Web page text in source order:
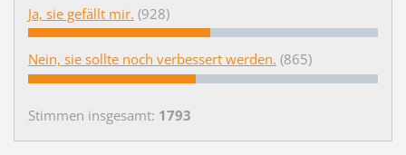
Ja, sie gefällt mir. (928)
Nein, sie sollte noch verbessert werden. (865)
Stimmen insgesamt: 1793